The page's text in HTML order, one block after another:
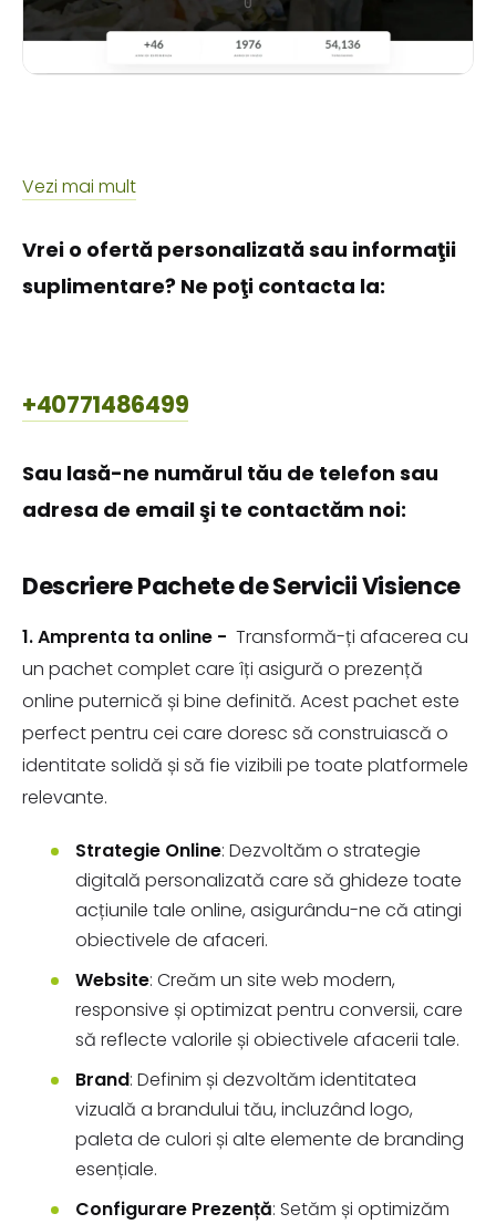
Vezi mai mult
Vrei o ofertă personalizată sau informaţii
suplimentare? Ne poţi contacta la:
+40771486499
Sau lasă-ne numărul tău de telefon sau
adresa de email şi te contactăm noi:
Descriere Pachete de Servicii Visience
1. Amprenta ta online - Transformă-ți afacerea cu
un pachet complet care îți asigură o prezență
online puternică și bine definită. Acest pachet este
perfect pentru cei care doresc să construiască o
identitate solidă și să fie vizibili pe toate platformele
relevante.
Strategie Online: Dezvoltăm o strategie
digitală personalizată care să ghideze toate
acțiunile tale online, asigurându-ne că atingi
obiectivele de afaceri.
Website: Creăm un site web modern,
responsive și optimizat pentru conversii, care
să reflecte valorile și obiectivele afacerii tale.
Brand: Definim și dezvoltăm identitatea
vizuală a brandului tău, incluzând logo,
paleta de culori și alte elemente de branding
esențiale.
Configurare Prezență: Setăm și optimizăm